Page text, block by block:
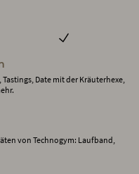
Date mit der Kräuterhexe,
von Technogym: Laufband,